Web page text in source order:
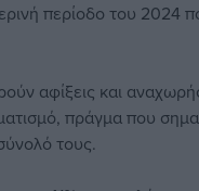
περίοδο του 2024
αφίξεις και
πράγμα που
τους.